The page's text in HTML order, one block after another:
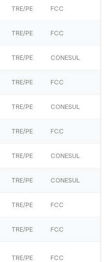
TRE/PE FCC
TRE/PE FCC
TRE/PE CONESUL
TRE/PE FCC
TRE/PE CONESUL
TRE/PE FCC
TRE/PE CONESUL
TRE/PE CONESUL
TRE/PE FCC
TRE/PE FCC
TRE/PE FCC